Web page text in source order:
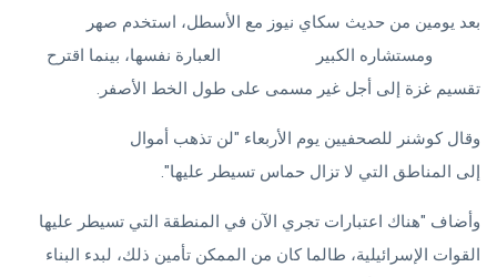
بعد يومين من حديث سكاي نيوز مع الأسطل، استخدم صهر
ومستشاره الكبير
العبارة نفسها، بينما اقترح
تقسيم غزة إلى أجل غير مسمى على طول الخط الأصفر.
وقال كوشنر للصحفيين يوم الأربعاء "لن تذهب أموال
إلى المناطق التي لا تزال حماس تسيطر عليها".
وأضاف "هناك اعتبارات تجري الآن في المنطقة التي تسيطر عليها
القوات الإسرائيلية، طالما كان من الممكن تأمين ذلك، لبدء البناء